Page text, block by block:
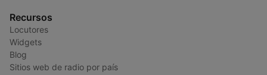
Recursos
Locutores
Widgets
Blog
Sitios web de radio por país